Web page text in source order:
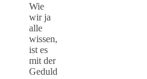
Wie
wir ja
alle
wissen,
ist es
mit der
Geduld